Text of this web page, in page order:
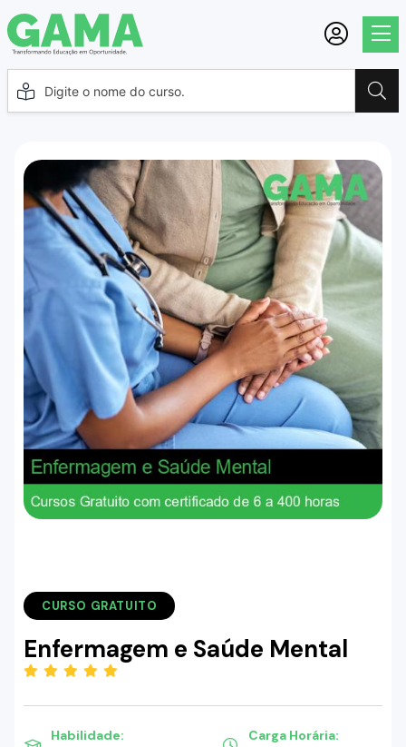
CURSO GRATUITO
Enfermagem e Saúde Mental
Habilidade: Carga Horária: